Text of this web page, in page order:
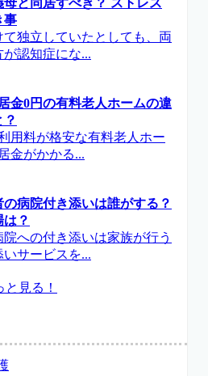
と同居すべき？ ストレス
事
独立していたとしても、両
認知症にな...
金0円の有料老人ホームの違
用料が格安な有料老人ホー
金がかかる...
病院付き添いは誰がする？
？
への付き添いは家族が行う
サービスを...
見る！